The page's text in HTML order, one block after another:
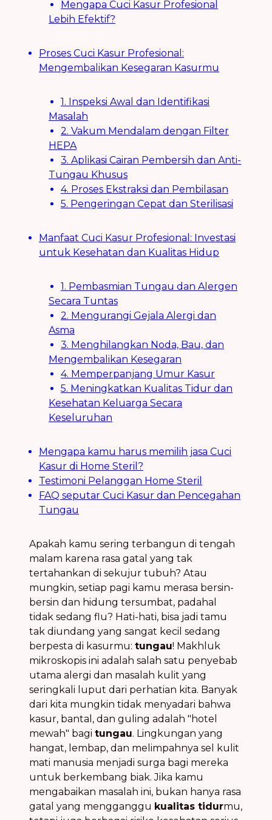
Mengapa Cuci Kasur Profesional
Lebih Efektif?
Proses Cuci Kasur Profesional:
Mengembalikan Kesegaran Kasurmu
1. Inspeksi Awal dan Identifikasi
Masalah
2. Vakum Mendalam dengan Filter
HEPA
3. Aplikasi Cairan Pembersih dan Anti-
Tungau Khusus
4. Proses Ekstraksi dan Pembilasan
5. Pengeringan Cepat dan Sterilisasi
Manfaat Cuci Kasur Profesional: Investasi
untuk Kesehatan dan Kualitas Hidup
1. Pembasmian Tungau dan Alergen
Secara Tuntas
2. Mengurangi Gejala Alergi dan
Asma
3. Menghilangkan Noda, Bau, dan
Mengembalikan Kesegaran
4. Memperpanjang Umur Kasur
5. Meningkatkan Kualitas Tidur dan
Kesehatan Keluarga Secara
Keseluruhan
Mengapa kamu harus memilih jasa Cuci
Kasur di Home Steril?
Testimoni Pelanggan Home Steril
FAQ seputar Cuci Kasur dan Pencegahan
Tungau
Apakah kamu sering terbangun di tengah
malam karena rasa gatal yang tak
tertahankan di sekujur tubuh? Atau
mungkin, setiap pagi kamu merasa bersin-
bersin dan hidung tersumbat, padahal
tidak sedang flu? Hati-hati, bisa jadi tamu
tak diundang yang sangat kecil sedang
berpesta di kasurmu: tungau! Makhluk
mikroskopis ini adalah salah satu penyebab
utama alergi dan masalah kulit yang
seringkali luput dari perhatian kita. Banyak
dari kita mungkin tidak menyadari bahwa
kasur, bantal, dan guling adalah "hotel
mewah" bagi tungau. Lingkungan yang
hangat, lembap, dan melimpahnya sel kulit
mati manusia menjadi surga bagi mereka
untuk berkembang biak. Jika kamu
mengabaikan masalah ini, bukan hanya rasa
gatal yang mengganggu kualitas tidurmu,